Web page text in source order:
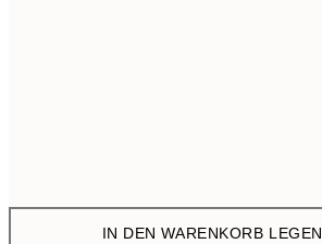
IN DEN WARENKORB LEGEN